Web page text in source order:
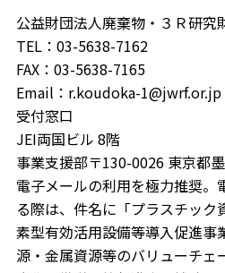
公益財団法人廃棄物・３Ｒ研究
TEL：03-5638-7162
FAX：03-5638-7165
Email：r.koudoka-1@jwrf.or.jp
受付窓口
JEI両国ビル 8階
事業支援部〒130-0026 東京都
電子メールの利用を極力推奨。
る際は、件名に「プラスチック
素型有効活用設備等導入促進事
源・金属資源等のバリューチェ